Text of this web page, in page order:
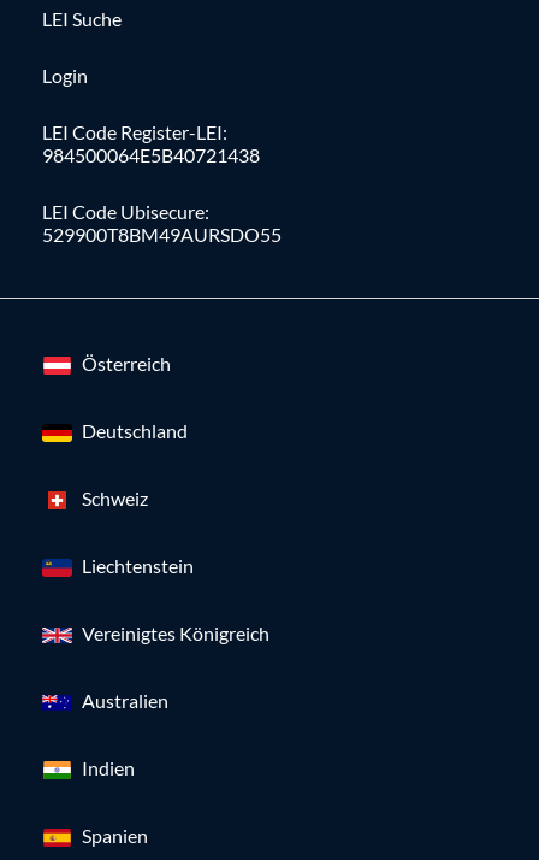
LEI Suche
Login
LEI Code Register-LEI:
984500064E5B40721438
LEI Code Ubisecure:
529900T8BM49AURSDO55
Österreich
Deutschland
Schweiz
Liechtenstein
Vereinigtes Königreich
Australien
Indien
Spanien